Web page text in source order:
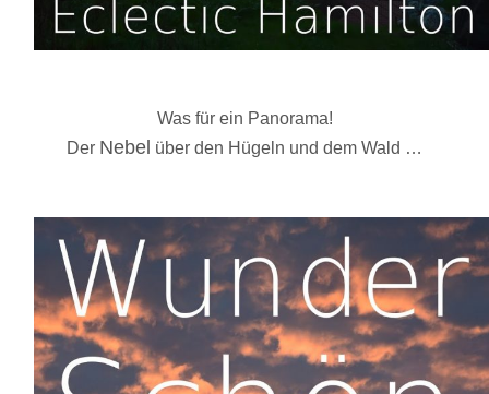
Was für ein Panorama!
Der Nebel über den Hügeln und dem Wald …